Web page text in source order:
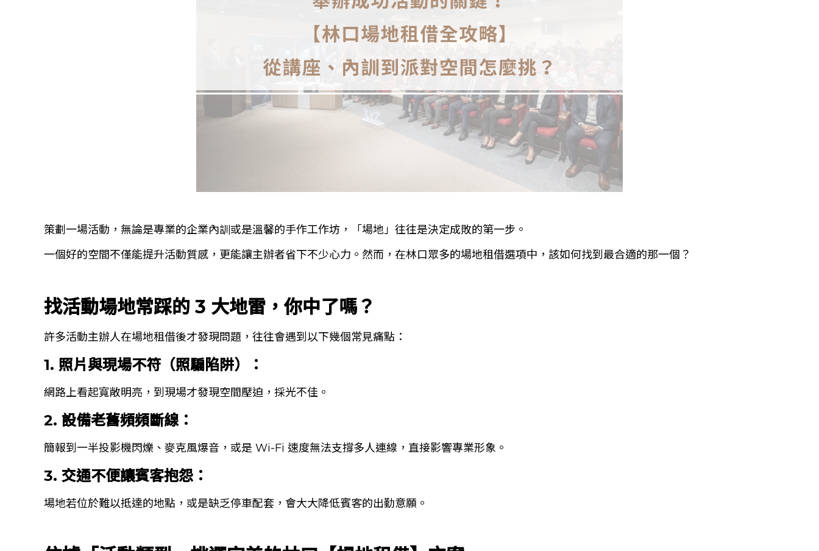
策劃一場活動，無論是專業的企業內訓或是溫馨的手作工作坊，「場地」往往是決定成敗的第一步。
一個好的空間不僅能提升活動質感，更能讓主辦者省下不少心力。然而，在林口眾多的場地租借選項中，該如何找到最合適的那一個？
找活動場地常踩的 3 大地雷，你中了嗎？
許多活動主辦人在場地租借後才發現問題，往往會遇到以下幾個常見痛點：
1. 照片與現場不符（照騙陷阱）：
網路上看起寬敞明亮，到現場才發現空間壓迫，採光不佳。
2. 設備老舊頻頻斷線：
簡報到一半投影機閃爍、麥克風爆音，或是 Wi-Fi 速度無法支撐多人連線，直接影響專業形象。
3. 交通不便讓賓客抱怨：
場地若位於難以抵達的地點，或是缺乏停車配套，會大大降低賓客的出勤意願。